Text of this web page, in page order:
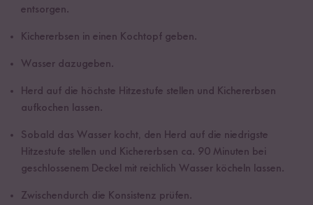
entsorgen.
Kichererbsen in einen Kochtopf geben.
Wasser dazugeben.
Herd auf die höchste Hitzestufe stellen und Kichererbsen
aufkochen lassen.
Sobald das Wasser kocht, den Herd auf die niedrigste
Hitzestufe stellen und Kichererbsen ca. 90 Minuten bei
geschlossenem Deckel mit reichlich Wasser köcheln lassen.
Zwischendurch die Konsistenz prüfen.